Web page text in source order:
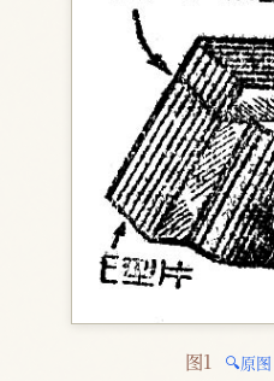
图1 🔍原